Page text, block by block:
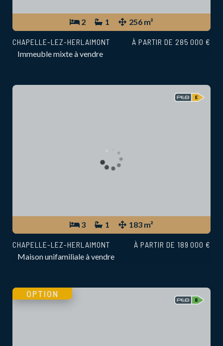
2 1 256 m²
CHAPELLE-LEZ-HERLAIMONT
Immeuble mixte à vendre
À PARTIR DE 285 000 €
3 1 183 m²
CHAPELLE-LEZ-HERLAIMONT
Maison unifamiliale à vendre
À PARTIR DE 189 000 €
OPTION